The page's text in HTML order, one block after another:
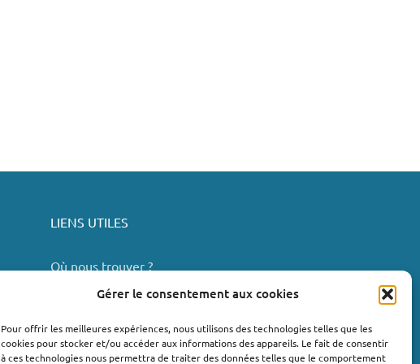
Gérer le consentement aux cookies
Pour offrir les meilleures expériences, nous utilisons des technologies telles que les
cookies pour stocker et/ou accéder aux informations des appareils. Le fait de consentir
à ces technologies nous permettra de traiter des données telles que le comportement
LIENS UTILES
Où nous trouver ?
Valréas
Le Teil